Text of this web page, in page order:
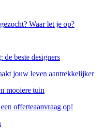
Waar let je op?
beste designers
jouw leven aantrekkelijker
mooiere tuin
offerteaanvraag op!